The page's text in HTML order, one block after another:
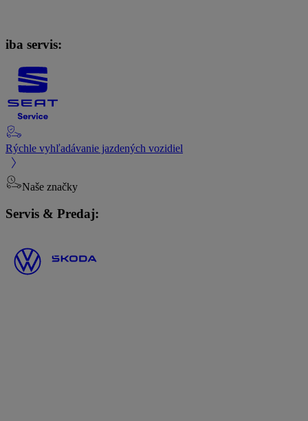
iba servis:
Rýchle vyhľadávanie jazdených vozidiel
Naše značky
Servis & Predaj: